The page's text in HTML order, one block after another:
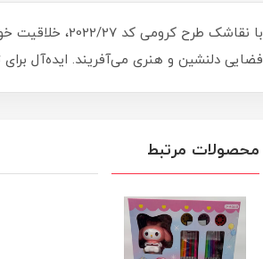
با نقاشک طرح
فضایی دلنشین و هنری می‌آفریند. ایده‌آل
محصولات مرتبط